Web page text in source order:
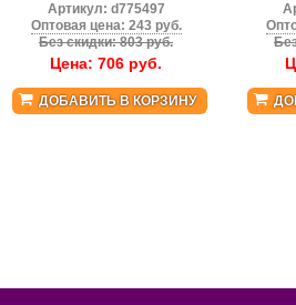
Артикул: d775497
Оптовая цена: 243 руб.
Без скидки: 803 руб.
Цена: 706 руб.
ДОБАВИТЬ В КОРЗИНУ